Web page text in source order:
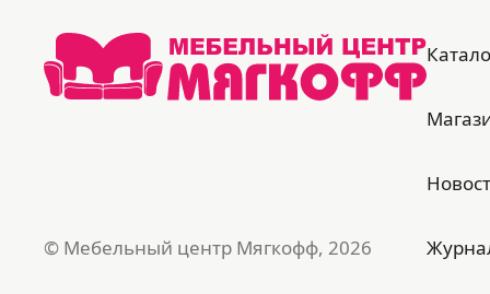
© Мебельный центр Мягкофф, 2026